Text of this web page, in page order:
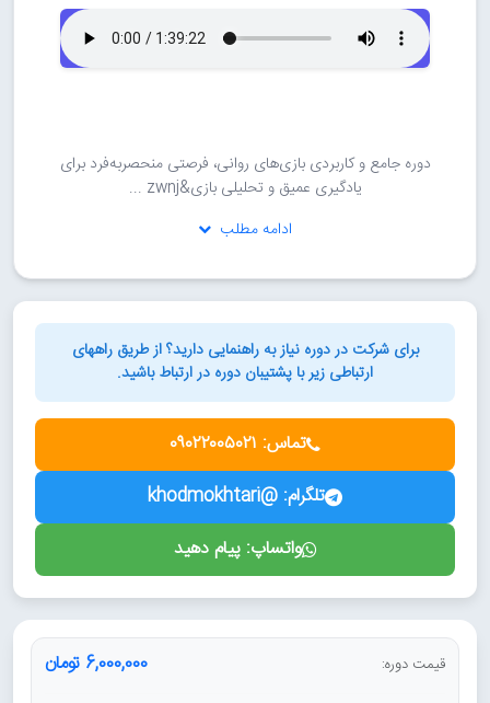
دوره جامع و کاربردی بازی‌های روانی، فرصتی منحصربه‌فرد برای
یادگیری عمیق و تحلیلی بازی&zwnj ...
ادامه مطلب
برای شرکت در دوره نیاز به راهنمایی دارید؟ از طریق راههای
ارتباطی زیر با پشتیبان دوره در ارتباط باشید.
تماس: ۰۹۰۲۲۰۰۵۰۲۱
تلگرام: @khodmokhtari
واتساپ: پیام دهید
قیمت دوره: 6,000,000 تومان